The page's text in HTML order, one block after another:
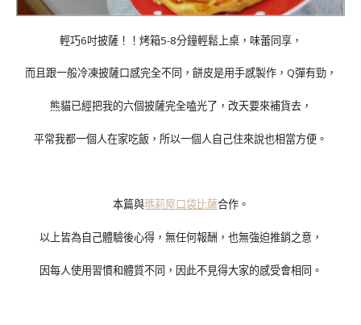
輕巧6吋披薩！！烤箱5-8分鐘輕鬆上桌，味蕾同享，
而且跟一般冷凍披薩口感完全不同，餅皮是用手感製作，Q彈有勁，
熊貓已經把我的六個披薩完全嗑光了，改天要來補貨去，
平常我都一個人在家吃飯，所以一個人自己住來說也相當方便。
本篇與瑪莉屋口袋比薩合作。
以上皆為自己體驗後心得，無任何報酬，也無強迫推銷之意，
因每人使用習慣和體質不同，因此不見得大家的感受會相同。